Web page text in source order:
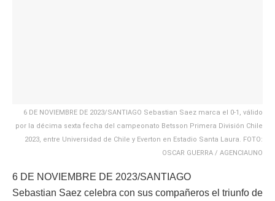
6 DE NOVIEMBRE DE 2023/SANTIAGO Sebastian Saez marca el 0-1, válido
por la décima sexta fecha del campeonato Betsson Primera División Chile
2023, entre Universidad de Chile y Everton en Estadio Santa Laura. FOTO:
OSCAR GUERRA / AGENCIAUNO
6 DE NOVIEMBRE DE 2023/SANTIAGO
Sebastian Saez celebra con sus compañeros el triunfo de